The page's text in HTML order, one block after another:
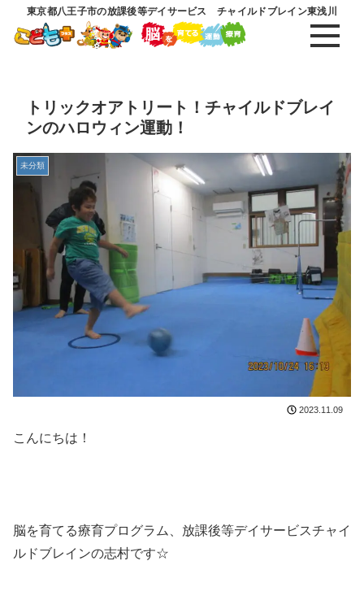
東京都八王子市の放課後等デイサービス チャイルドブレイン東浅川
トリックオアトリート！チャイルドブレイ
ンのハロウィン運動！
未分類
2023.11.09
こんにちは！
脳を育てる療育プログラム、放課後等デイサービスチャイ
ルドブレインの志村です☆